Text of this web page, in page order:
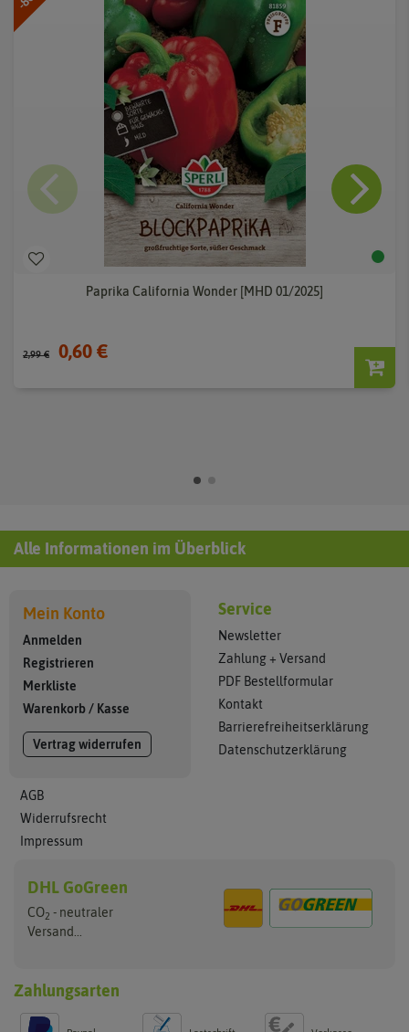
Paprika California Wonder [MHD 01/2025]
2,99 € 0,60 €
Alle Informationen im Überblick
Mein Konto
Anmelden
Registrieren
Merkliste
Warenkorb / Kasse
Vertrag widerrufen
AGB
Widerrufsrecht
Impressum
Service
Newsletter
Zahlung + Versand
PDF Bestellformular
Kontakt
Barrierefreiheitserklärung
Datenschutzerklärung
DHL GoGreen
CO2 - neutraler
Versand...
Zahlungsarten